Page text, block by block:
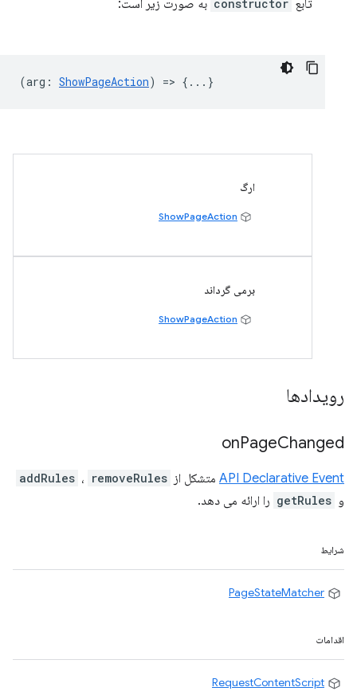
تابع constructor به صورت زیر است:
(arg : ShowPageAction) => {...}
ارگ
ShowPageAction
برمی گرداند
ShowPageAction
رویدادها
onPageChanged
API Declarative Event متشکل از addRules ، removeRules
و getRules را ارائه می دهد.
شرایط
PageStateMatcher
اقدامات
RequestContentScript